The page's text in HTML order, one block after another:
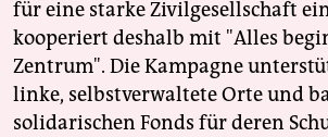
für eine starke Zivilgesellschaft
kooperiert deshalb mit "Alles
Zentrum". Die Kampagne
linke, selbstverwaltete Orte und
solidarischen Fonds für deren